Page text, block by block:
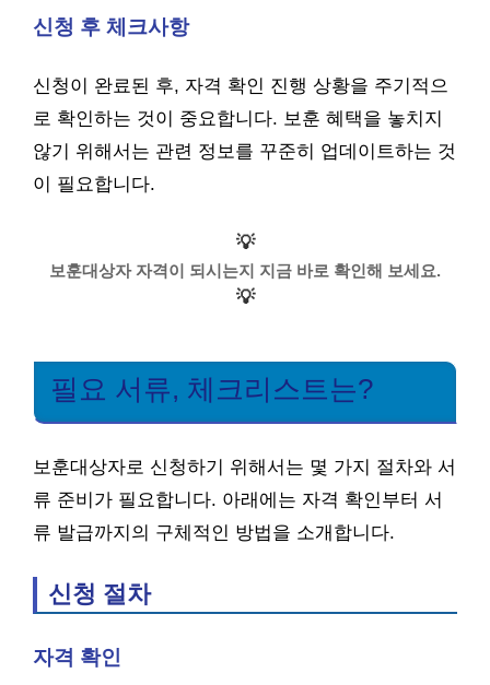
신청 후 체크사항
신청이 완료된 후, 자격 확인 진행 상황을 주기적으
로 확인하는 것이 중요합니다. 보훈 혜택을 놓치지
않기 위해서는 관련 정보를 꾸준히 업데이트하는 것
이 필요합니다.
💡
보훈대상자 자격이 되시는지 지금 바로 확인해 보세요.
💡
필요 서류, 체크리스트는?
보훈대상자로 신청하기 위해서는 몇 가지 절차와 서
류 준비가 필요합니다. 아래에는 자격 확인부터 서
류 발급까지의 구체적인 방법을 소개합니다.
신청 절차
자격 확인